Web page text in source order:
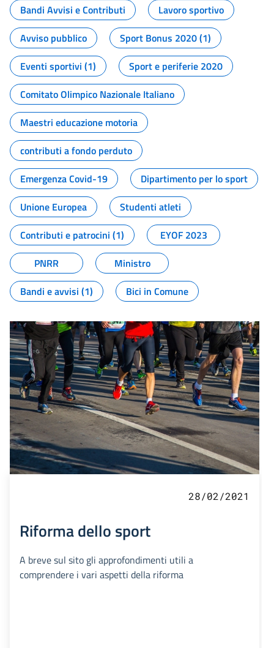
Bandi Avvisi e Contributi
Lavoro sportivo
Avviso pubblico
Sport Bonus 2020 (1)
Eventi sportivi (1)
Sport e periferie 2020
Comitato Olimpico Nazionale Italiano
Maestri educazione motoria
contributi a fondo perduto
Emergenza Covid-19
Dipartimento per lo sport
Unione Europea
Studenti atleti
Contributi e patrocini (1)
EYOF 2023
PNRR
Ministro
Bandi e avvisi (1)
Bici in Comune
28/02/2021
Riforma dello sport
A breve sul sito gli approfondimenti utili a
comprendere i vari aspetti della riforma